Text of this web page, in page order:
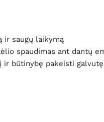
ir saugų laikymą
spaudimas ant dantų
ir būtinybę pakeisti galvutę